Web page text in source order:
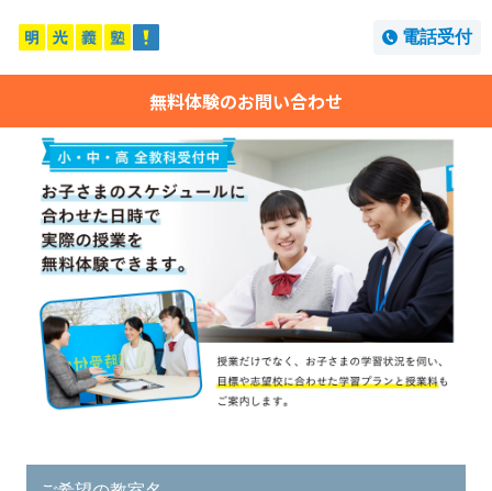
電話受付
無料体験のお問い合わせ